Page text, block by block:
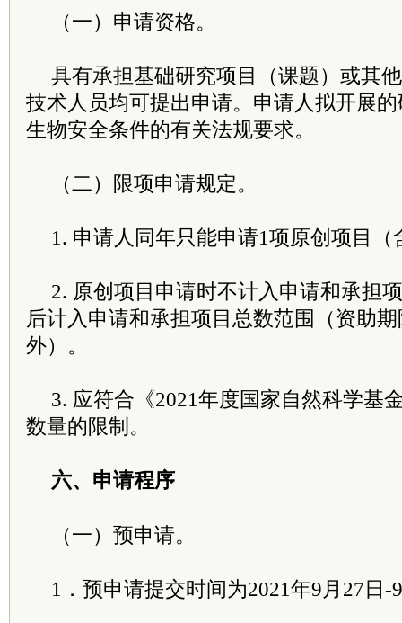
（一）申请资格。
具有承担基础研究项目（课题）或其
技术人员均可提出申请。申请人拟开展
生物安全条件的有关法规要求。
（二）限项申请规定。
1. 申请人同年只能申请1项原创项目（
2. 原创项目申请时不计入申请和承担
后计入申请和承担项目总数范围（资助
外）。
3. 应符合《2021年度国家自然科学基
数量的限制。
六、申请程序
（一）预申请。
1．预申请提交时间为2021年9月27日-